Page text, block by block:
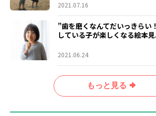
2021.07.16
”歯を磨くなんてだいっきらい
している子が楽しくなる絵本
2021.06.24
もっと見る